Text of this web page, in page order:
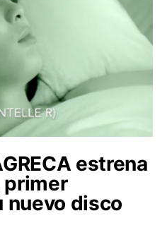
estrena
primer
nuevo disco